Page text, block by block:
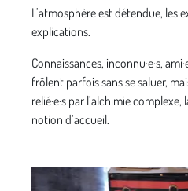
L’atmosphère est détendue, les
explications.
Connaissances, inconnu·e·s,
frôlent parfois sans se saluer,
relié·e·s par l’alchimie
notion d’accueil.